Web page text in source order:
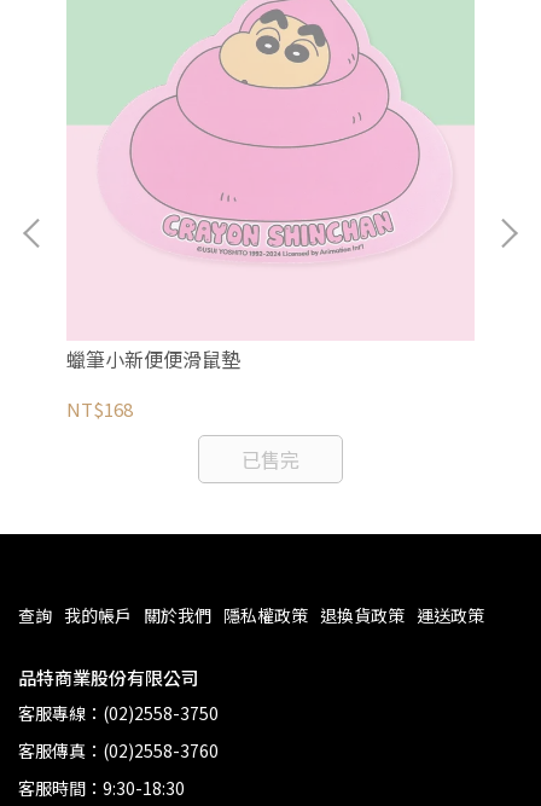
蠟筆小新便便滑鼠墊
NT$168
已售完
查詢 我的帳戶 關於我們 隱私權政策 退換貨政策 運送政策
品特商業股份有限公司
客服專線：(02)2558-3750
客服傳真：(02)2558-3760
客服時間：9:30-18:30